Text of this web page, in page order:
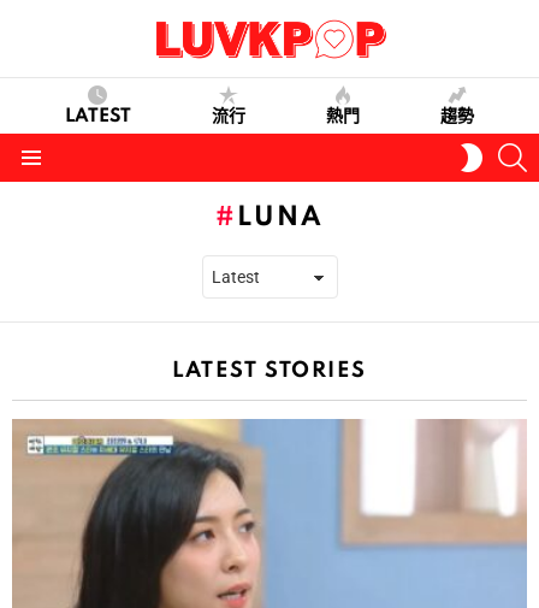
LATEST 流行 熱門 趨勢
SKIN
LUNA
LATEST STORIES